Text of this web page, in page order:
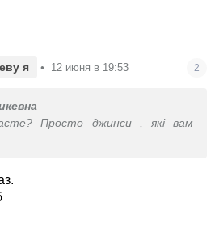
я • 12 июня в 19:53 2
Просто джинси , які вам